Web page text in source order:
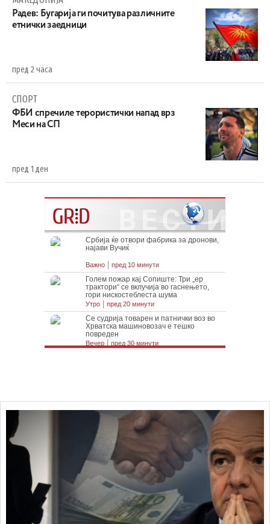
Радев: Бугарија ги почитува различните
етнички заедници
пред 2 часа
СПОРТ
ФБИ спречиле терористички напад врз
Меси на СП
пред 1 ден